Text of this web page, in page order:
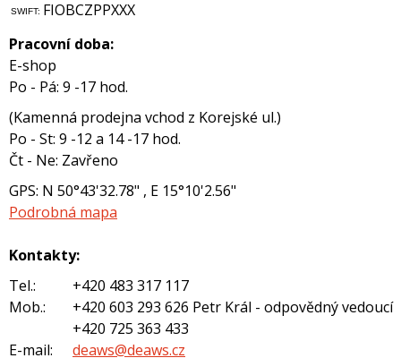
SWIFT: FIOBCZPPXXX
Pracovní doba:
E-shop
Po - Pá: 9 -17 hod.
(Kamenná prodejna vchod z Korejské ul.)
Po - St: 9 -12 a 14 -17 hod.
Čt - Ne: Zavřeno
GPS: N 50°43'32.78" , E 15°10'2.56"
Podrobná mapa
Kontakty:
Tel.:
+420 483 317 117
Mob.:
+420 603 293 626 Petr Král - odpovědný
+420 725 363 433
E-mail:
deaws@deaws.cz